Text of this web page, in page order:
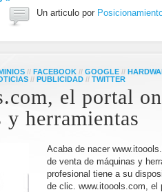
Un articulo por
// FACEBOOK // GOOGLE //
// PUBLICIDAD // TWITTER
el portal
y herramientas
Acaba de nacer
de venta de máquinas y
profesional tiene a su
de clic. www.itoools.com, el